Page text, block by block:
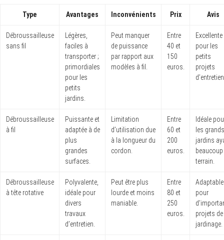
Type Avantages Inconvénients Prix Avis
Débroussailleuse
sans fil
Légères,
faciles à
transporter ;
primordiales
pour les
petits
jardins.
Peut manquer
de puissance
par rapport aux
modèles à fil.
Entre
40 et
150
euros.
Excellente
pour les
petits
projets
Débroussailleuse
à fil
Puissante et
adaptée à de
plus
grandes
surfaces.
Limitation
d’utilisation due
à la longueur du
cordon.
Entre
60 et
200
euros.
Idéale
les grands
jardins
beaucoup
terrain.
Débroussailleuse
à tête rotative
Polyvalente,
idéale pour
divers
travaux
d’entretien.
Peut être plus
lourde et moins
maniable.
Entre
80 et
250
euros.
Adaptable
pour
projets de
jardinage.